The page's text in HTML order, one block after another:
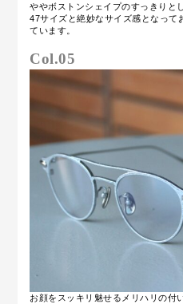
ややボストンシェイプのすっきりと
47サイズと絶妙なサイズ感となって
ています。
Col.05
お顔をスッキリ魅せるメリハリの付